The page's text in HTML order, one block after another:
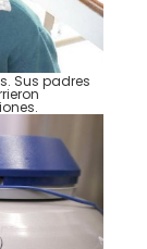
Sus padres